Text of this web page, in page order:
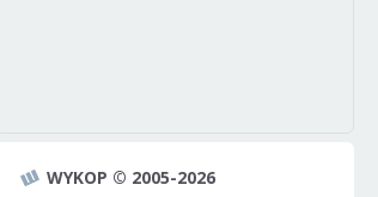
WYKOP © 2005-2026